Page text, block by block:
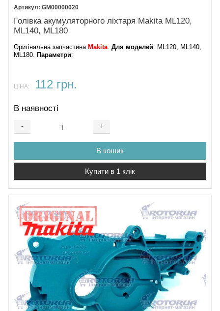
GM00000020
Голівка акумуляторного ліхтаря Makita ML120,
ML140, ML180
Оригінальна запчастина Makita.Для моделей: ML120, ML140,
ML180. Параметри:
ЦІНА: 112 грн.
В наявності
- +
В кошик
Купити в 1 клік